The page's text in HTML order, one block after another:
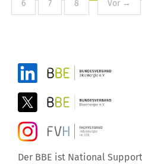
6
7 8 Vor →
Der BBE ist National